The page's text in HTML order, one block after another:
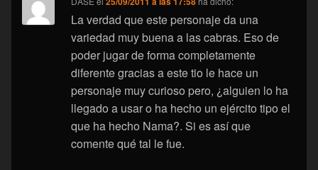
La verdad que este personaje da una
variedad muy buena a las cabras. Eso de
poder jugar de forma completamente
diferente gracias a este tio le hace un
personaje muy curioso pero, ¿alguien lo ha
llegado a usar o ha hecho un ejército tipo el
que ha hecho Nama?. Si es así que
comente qué tal le fue.